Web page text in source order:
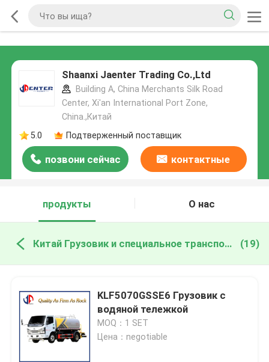
Shaanxi Jaenter Trading Co.,Ltd
Building A, China Merchants Silk Road
Center, Xi'an International Port Zone,
China.,Китай
5.0
Подтверженный поставщик
позвони сейчас контактные
продукты
О нас
Китай Грузовик и специальное транспортное средство (19)
KLF5070GSSE6 Грузовик с
водяной тележкой
MOQ：1 SET
Цена：negotiable